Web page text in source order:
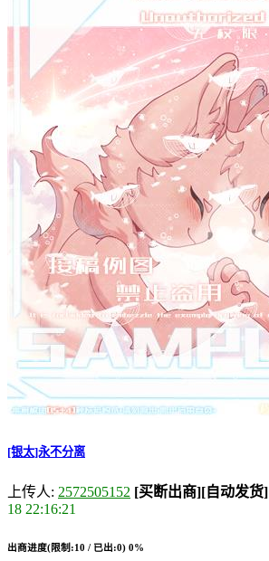
[银太]永不分离
上传人: 2572505152 [买断出商][自动发货]
18 22:16:21
出商进度(限制:10 / 已出:0) 0%